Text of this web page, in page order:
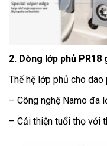
2. Dòng lớp phủ
Thế hệ lớp phủ cho dao
– Công nghệ Namo đa
– Cải thiện tuổi thọ với